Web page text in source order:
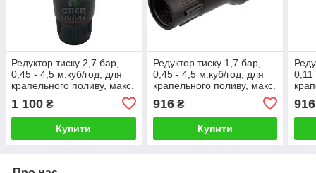
Редуктор тиску 2,7 бар,
0,45 - 4,5 м.куб/год, для
крапельного поливу, макс.
10,3 бар, 1" ВР, Senninger,
США
1 100 ₴
Купити
Редуктор тиску 1,7 бар,
0,45 - 4,5 м.куб/год, для
крапельного поливу, макс.
Senninger, США
916₴
Купити
0,11
916